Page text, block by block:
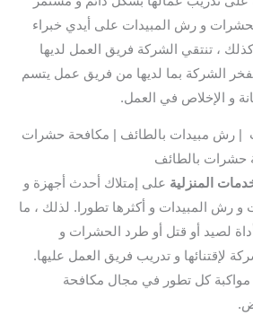
و رش المبيدات على أيدي خبراء
، تنتقي الشركة فريق العمل لديها
الشركة بما لديها من فريق عمل يتسم
و الإخلاص في العمل.
| رش مبيدات بالطائف | مكافحة حشرات
حشرات بالطائف
المنزلية على إمتلاك أحدث أجهزة و
رش المبيدات و أكثرها تطورا. لذلك ، ما
لصيد أو قتل أو طرد الحشرات و
لإقتنائها و تدريب فريق العمل عليها.
كل تطور في مجال مكافحة